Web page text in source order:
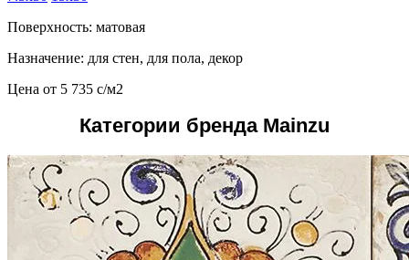
Поверхность: матовая
Назначение: для стен, для пола, декор
Цена от 5 735 c/м2
Категории бренда Mainzu